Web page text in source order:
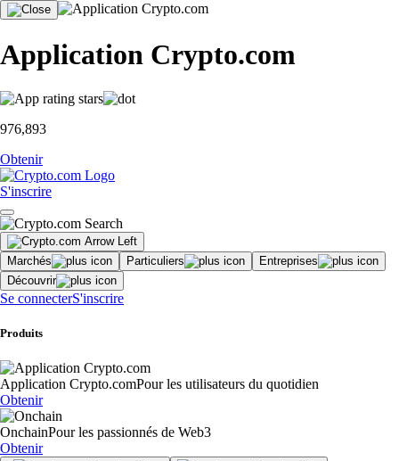
Application Crypto.com
976,893
Obtenir
S'inscrire
Marchés Particuliers
Entreprises
Découvrir
Se connecterS'inscrire
Produits
Application Crypto.comPour les utilisateurs du quotidien
Obtenir
OnchainPour les passionnés de Web3
Obtenir